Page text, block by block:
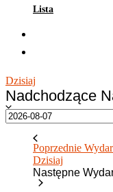
Lista
Dzisiaj
Nadchodzące
Poprzednie
Dzisiaj
Następne